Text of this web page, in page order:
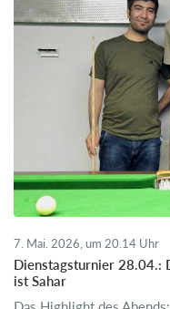
7. Mai. 2026, um 20.14 Uhr
Dienstagsturnier 28.04.:
ist Sahar